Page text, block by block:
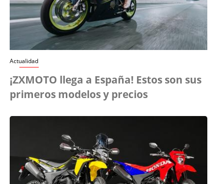
Actualidad
¡ZXMOTO llega a España! Estos son sus
primeros modelos y precios